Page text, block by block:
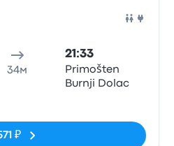
34м
21:33
Primošten
Burnji Dolac
₽